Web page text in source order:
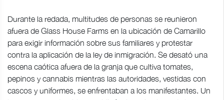
Durante la redada, multitudes de personas se reunieron
afuera de Glass House Farms en la ubicación de Camarillo
para exigir información sobre sus familiares y protestar
contra la aplicación de la ley de inmigración. Se desató una
escena caótica afuera de la granja que cultiva tomates,
pepinos y cannabis mientras las autoridades, vestidas con
cascos y uniformes, se enfrentaban a los manifestantes. Un